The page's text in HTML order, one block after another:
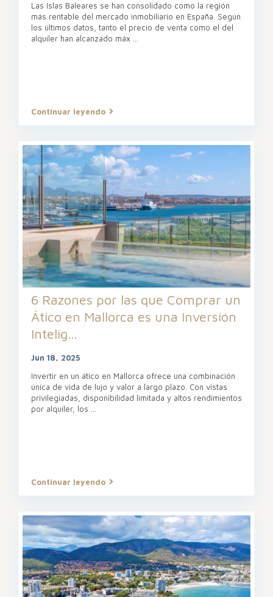
Las Islas Baleares se han consolidado como la región
más rentable del mercado inmobiliario en España. Según
los últimos datos, tanto el precio de venta como el del
alquiler han alcanzado máx ...
Continuar leyendo
6 Razones por las que Comprar un
Ático en Mallorca es una Inversión
Intelig...
Jun 18, 2025
Invertir en un ático en Mallorca ofrece una combinación
única de vida de lujo y valor a largo plazo. Con vistas
privilegiadas, disponibilidad limitada y altos rendimientos
por alquiler, los
Continuar leyendo